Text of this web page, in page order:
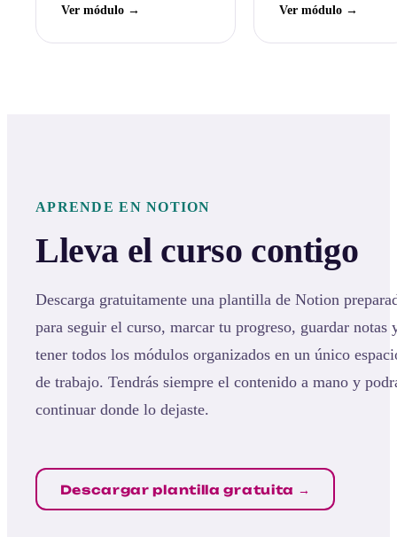
Ver módulo → Ver módulo →
APRENDE EN NOTION
Lleva el curso contigo
Descarga gratuitamente una plantilla de Notion
para seguir el curso, marcar tu progreso, guardar notas
tener todos los módulos organizados en un único
de trabajo. Tendrás siempre el contenido a mano y
continuar donde lo dejaste.
Descargar plantilla gratuita →